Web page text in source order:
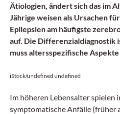
Ätiologien, ändert sich das im
Jährige weisen als Ursachen
Epilepsien am häufigste
auf. Die Differenzialdiagnostik
muss altersspezifische
iStock/undefined undefined
Im höheren Lebensalter spielen
symptomatische Anfälle (früher